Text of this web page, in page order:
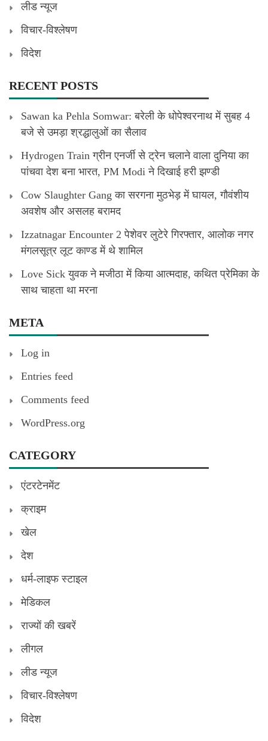
लीड न्यूज
विचार-विश्लेषण
विदेश
RECENT POSTS
Sawan ka Pehla Somwar: बरेली के धोपेश्वरनाथ में सुबह 4
बजे से उमड़ा श्रद्धालुओं का सैलाव
Hydrogen Train ग्रीन एनर्जी से ट्रेन चलाने वाला दुनिया का
पांचवा देश बना भारत, PM Modi ने दिखाई हरी झण्डी
Cow Slaughter Gang का सरगना मुठभेड़ में घायल, गौवंशीय
अवशेष और असलह बरामद
Izzatnagar Encounter 2 पेशेवर लुटेरे गिरफ्तार, आलोक नगर
मंगलसूत्र लूट काण्‍ड में थे शामिल
Love Sick युवक ने मजीठा में किया आत्मदाह, कथित प्रेमिका के
साथ चाहता था मरना
META
Log in
Entries feed
Comments feed
WordPress.org
CATEGORY
एंटरटेनमेंट
क्राइम
खेल
देश
धर्म-लाइफ स्टाइल
मेडिकल
राज्यों की खबरें
लीगल
लीड न्यूज
विचार-विश्लेषण
विदेश